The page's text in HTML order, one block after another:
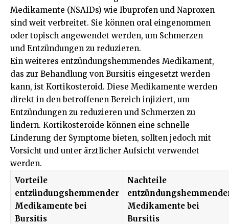
Medikamente (NSAIDs) wie Ibuprofen und Naproxen
sind weit verbreitet. Sie können oral eingenommen
oder topisch angewendet werden, um Schmerzen
und Entzündungen zu reduzieren.
Ein weiteres entzündungshemmendes Medikament,
das zur Behandlung von Bursitis eingesetzt werden
kann, ist Kortikosteroid. Diese Medikamente werden
direkt in den betroffenen Bereich injiziert, um
Entzündungen zu reduzieren und Schmerzen zu
lindern. Kortikosteroide können eine schnelle
Linderung der Symptome bieten, sollten jedoch mit
Vorsicht und unter ärztlicher Aufsicht verwendet
werden.
Vorteile
entzündungshemmender
Medikamente bei
Bursitis
Nachteile
Medikamente bei
Bursitis